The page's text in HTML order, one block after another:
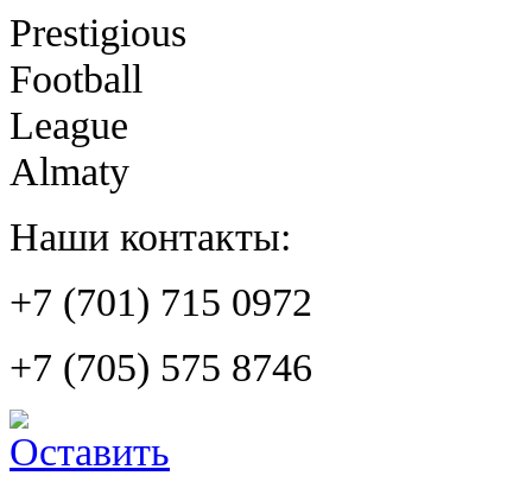
Prestigious
Football
League
Almaty
Наши контакты:
+7 (701) 715 0972
+7 (705) 575 8746